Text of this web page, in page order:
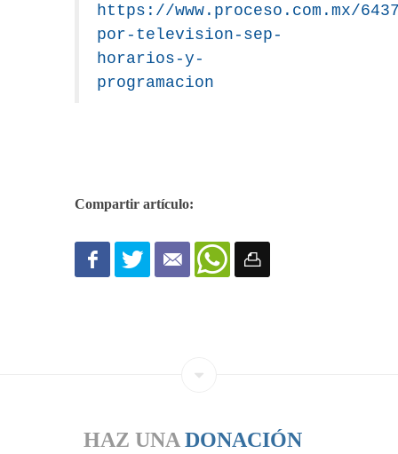
https://www.proceso.com.mx/
por-television-sep-
horarios-y-
programacion
Compartir artículo:
HAZ UNA DONACIÓN